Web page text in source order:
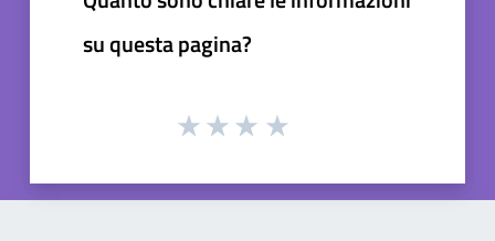
su questa pagina?